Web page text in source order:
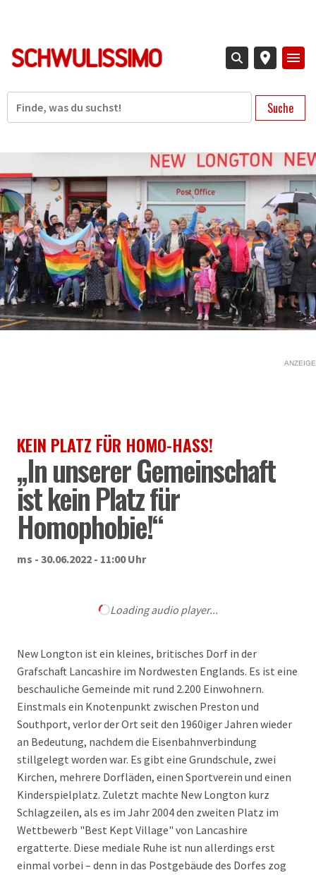
Suche
ANZEIGE
KEIN PLATZ FÜR HOMO-HASS!
„In unserer Gemeinschaft
ist kein Platz für
Homophobie!“
ms - 30.06.2022 - 11:00 Uhr
Loading audio player...
New Longton ist ein kleines, britisches Dorf in der
Grafschaft Lancashire im Nordwesten Englands. Es ist eine
beschauliche Gemeinde mit rund 2.200 Einwohnern.
Einstmals ein Knotenpunkt zwischen Preston und
Southport, verlor der Ort seit den 1960iger Jahren wieder
an Bedeutung, nachdem die Eisenbahnverbindung
stillgelegt worden war. Es gibt eine Grundschule, zwei
Kirchen, mehrere Dorfläden, einen Sportverein und einen
Kinderspielplatz. Zuletzt machte New Longton kurz
Schlagzeilen, als es im Jahr 2004 den zweiten Platz im
Wettbewerb "Best Kept Village" von Lancashire
ergatterte. Diese mediale Ruhe ist nun allerdings erst
einmal vorbei – denn in das Postgebäude des Dorfes zog